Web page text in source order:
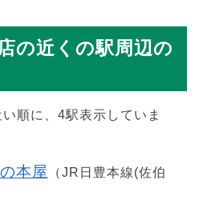
の近くの駅周辺の
順に、4駅表示していま
本屋
（JR日豊本線(佐伯